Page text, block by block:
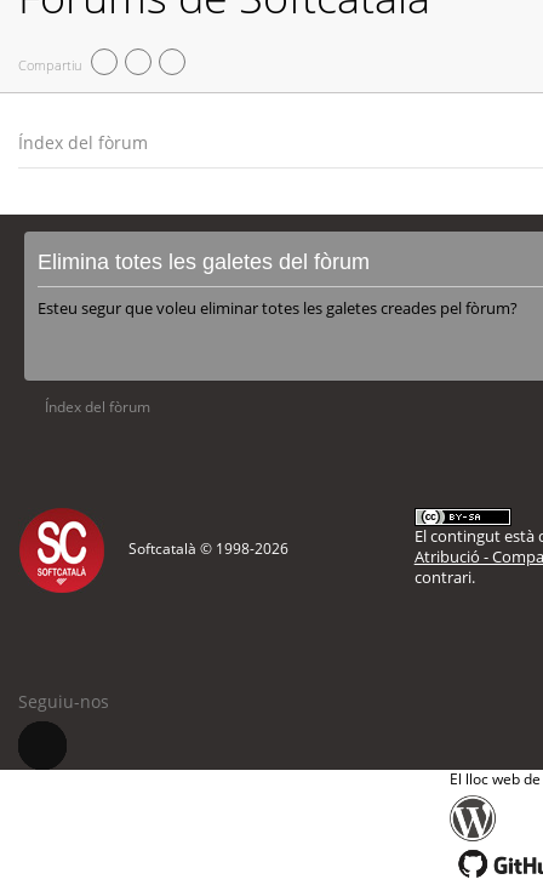
Compartiu
Índex del fòrum
Elimina totes les galetes del fòrum
Esteu segur que voleu eliminar totes les galetes creades pel fòrum?
Índex del fòrum
Softcatalà © 1998-2026
El contingut està
Atribució -
contrari.
Seguiu-nos
El lloc web